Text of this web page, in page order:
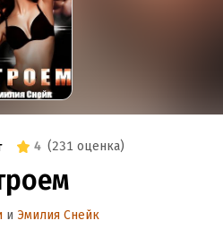
4 (231 оценка)
и Эмилия Снейк